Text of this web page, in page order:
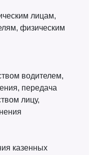
лицам,
физическим
водителем,
передача
лицу,
казенных